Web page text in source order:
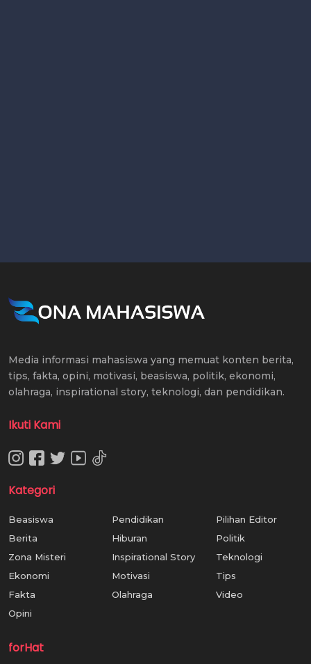
Media informasi mahasiswa yang memuat konten berita,
tips, fakta, opini, motivasi, beasiswa, politik, ekonomi,
olahraga, inspirational story, teknologi, dan pendidikan.
Ikuti Kami
Kategori
Beasiswa
Berita
Zona Misteri
Ekonomi
Fakta
Opini
Pendidikan
Hiburan
Inspirational Story
Motivasi
Olahraga
Pilihan Editor
Politik
Teknologi
Tips
Video
forHat